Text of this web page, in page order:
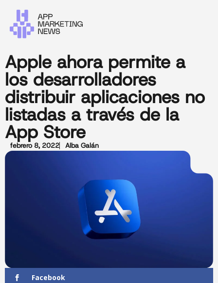
Apple ahora permite a
los desarrolladores
distribuir aplicaciones no
listadas a través de la
App Store
febrero 8, 2022 Alba Galán
Facebook